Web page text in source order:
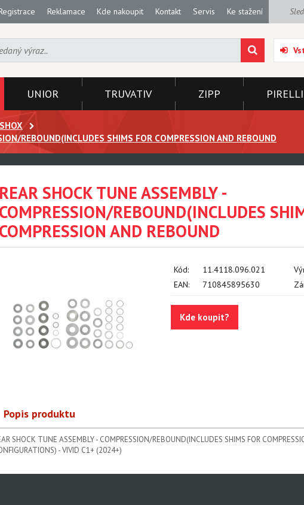
Reklamace Kde nakoupit Kontakt Servis Ke stažení
UNIOR TRUVATIV ZIPP PIRELLI
REBOUND(INCLUDES SHIMS FOR COMPRESSION AND REBOUND
REAR SHOCK TUNE ASSEMBLY -
COMPRESSION/REBOUND(INCLUDES
COMPRESSION AND REBOUND
Kód: 11.4118.096.021
EAN:
710845895630
Kde koupit?
Popis produktu
SHOCK TUNE ASSEMBLY - COMPRESSION/REBOUND(INCLUDES SHIMS FOR
- VIVID C1+ (2024+)